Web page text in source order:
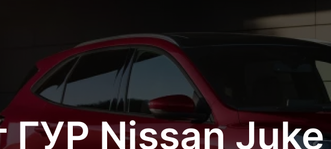
ГУР Nissan Juke